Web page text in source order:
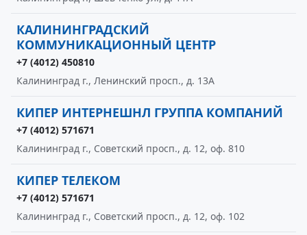
КАЛИНИНГРАДСКИЙ
КОММУНИКАЦИОННЫЙ ЦЕНТР
+7 (4012) 450810
Калининград г., Ленинский просп., д. 13А
КИПЕР ИНТЕРНЕШНЛ ГРУППА КОМПАНИЙ
+7 (4012) 571671
Калининград г., Советский просп., д. 12, оф. 810
КИПЕР ТЕЛЕКОМ
+7 (4012) 571671
Калининград г., Советский просп., д. 12, оф. 102